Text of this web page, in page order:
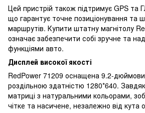
Цей пристрій також підтримує GPS та
що гарантує точне позиціонування та
маршрутів. Купити штатну магнітолу
означає забезпечити собі зручне та
функціями авто.
Дисплей високої якості
RedPower 71209 оснащена 9.2-
роздільною здатністю 1280*640.
матриці з натуральними кольорами,
чітке та насичене, незалежно від кута